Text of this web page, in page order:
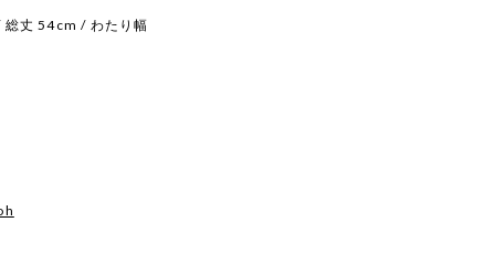
丈 54cm / わたり幅